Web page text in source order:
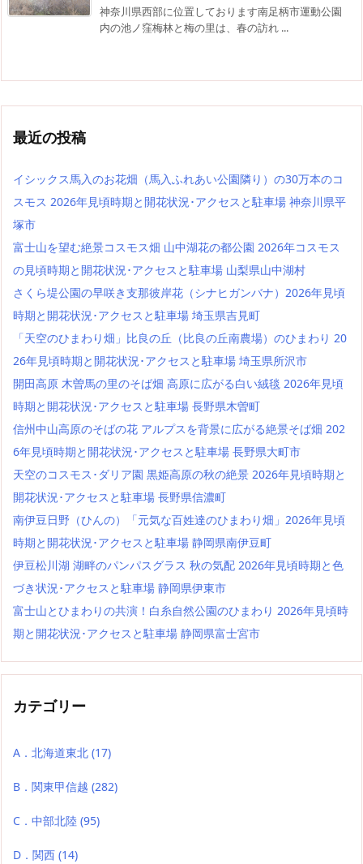
神奈川県西部に位置しております南足柄市運動公園
内の池ノ窪梅林と梅の里は、春の訪れ ...
最近の投稿
イシックス馬入のお花畑（馬入ふれあい公園隣り）の30万本のコ
スモス 2026年見頃時期と開花状況･アクセスと駐車場 神奈川県平
塚市
富士山を望む絶景コスモス畑 山中湖花の都公園 2026年コスモス
の見頃時期と開花状況･アクセスと駐車場 山梨県山中湖村
さくら堤公園の早咲き支那彼岸花（シナヒガンバナ）2026年見頃
時期と開花状況･アクセスと駐車場 埼玉県吉見町
「天空のひまわり畑」比良の丘（比良の丘南農場）のひまわり 20
26年見頃時期と開花状況･アクセスと駐車場 埼玉県所沢市
開田高原 木曽馬の里のそば畑 高原に広がる白い絨毯 2026年見頃
時期と開花状況･アクセスと駐車場 長野県木曽町
信州中山高原のそばの花 アルプスを背景に広がる絶景そば畑 202
6年見頃時期と開花状況･アクセスと駐車場 長野県大町市
天空のコスモス･ダリア園 黒姫高原の秋の絶景 2026年見頃時期と
開花状況･アクセスと駐車場 長野県信濃町
南伊豆日野（ひんの）「元気な百姓達のひまわり畑」2026年見頃
時期と開花状況･アクセスと駐車場 静岡県南伊豆町
伊豆松川湖 湖畔のパンパスグラス 秋の気配 2026年見頃時期と色
づき状況･アクセスと駐車場 静岡県伊東市
富士山とひまわりの共演！白糸自然公園のひまわり 2026年見頃時
期と開花状況･アクセスと駐車場 静岡県富士宮市
カテゴリー
A．北海道東北 (17)
B．関東甲信越 (282)
C．中部北陸 (95)
D．関西 (14)